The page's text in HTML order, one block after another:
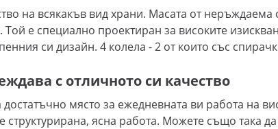
на всякакъв вид храни. Масата от неръждаема
е специално проектиран за високите
си дизайн. 4 колела - 2 от които със
с отличното си качество
място за ежедневната ви работа на
ясна работа. Можете също така